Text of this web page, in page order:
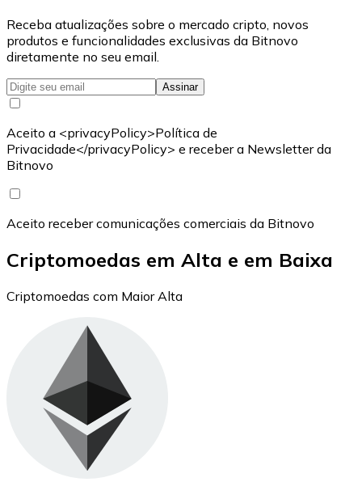
Receba atualizações sobre o mercado cripto, novos
produtos e funcionalidades exclusivas da Bitnovo
diretamente no seu email.
Assinar
Aceito a <privacyPolicy>Política de
Privacidade</privacyPolicy> e receber a Newsletter da
Bitnovo
Aceito receber comunicações comerciais da Bitnovo
Criptomoedas em Alta e em Baixa
Criptomoedas com Maior Alta